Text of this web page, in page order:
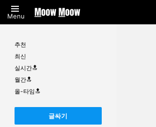
Menu
추천
최신
실시간🔝
월간🔝
올-타임🔝
글싸기